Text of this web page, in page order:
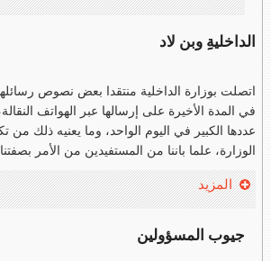
الداخليةِِ وبن لاد
اتصلت بوزارة الداخلية منتقدا بعض نصوص
في المدة الأخيرة على إرسالها عبر الهواتف
عددها الكبير في اليوم الواحد، وما يعنيه ذلك من
الوزارة، علما باننا من المستفيدين من الأمر
المزيد
جيوب المسؤولين